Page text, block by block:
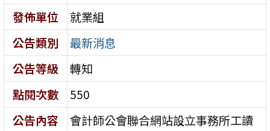
發佈單位
就業組
公告類別
最新消息
公告等級
轉知
點閱次數
550
公告內容
會計師公會聯合網站設立事務所工讀